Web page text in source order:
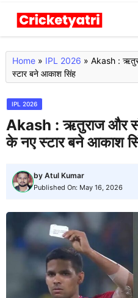
Skip
content
Home » IPL 2026 » Akash :
स्टार बने आकाश सिंह
IPL 2026
Akash : ऋतुराज और
के नए स्टार बने आकाश
by Atul Kumar
Published On: May 16, 2026